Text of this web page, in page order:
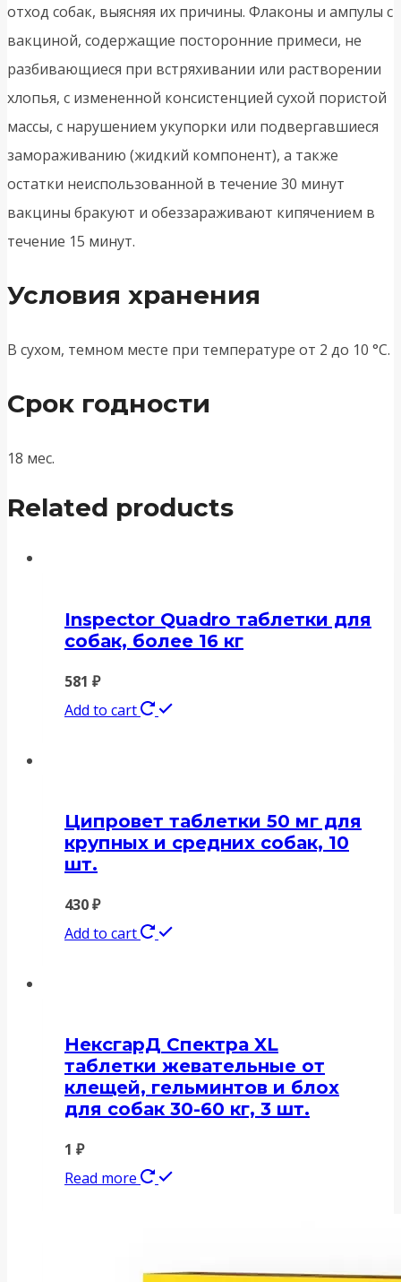
отход собак, выясняя их причины. Флаконы и ампулы с
вакциной, содержащие посторонние примеси, не
разбивающиеся при встряхивании или растворении
хлопья, с измененной консистенцией сухой пористой
массы, с нарушением укупорки или подвергавшиеся
замораживанию (жидкий компонент), а также
остатки неиспользованной в течение 30 минут
вакцины бракуют и обеззараживают кипячением в
течение 15 минут.
Условия хранения
В сухом, темном месте при температуре от 2 до 10 °С.
Срок годности
18 мес.
Related products
Inspector Quadro таблетки для
собак, более 16 кг
581 ₽
Add to cart
Ципровет таблетки 50 мг для
крупных и средних собак, 10
шт.
430₽
Add to cart
НексгарД Спектра XL
таблетки жевательные от
клещей, гельминтов и блох
для собак 30-60 кг, 3 шт.
1 ₽
Read more